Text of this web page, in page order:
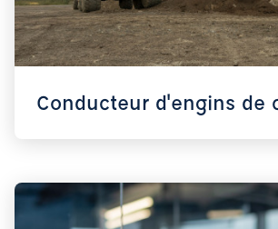
Conducteur d'engins de